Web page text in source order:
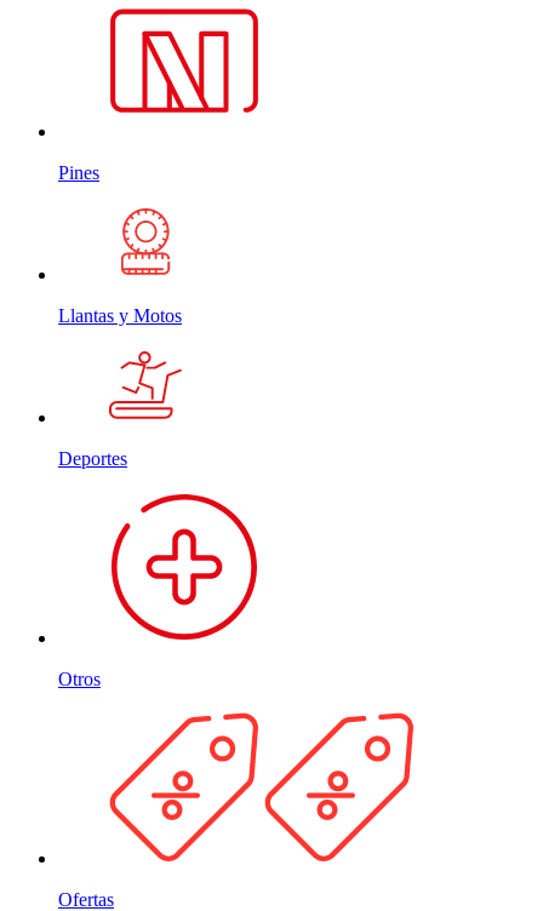
Pines
Llantas y Motos
Deportes
Otros
Ofertas